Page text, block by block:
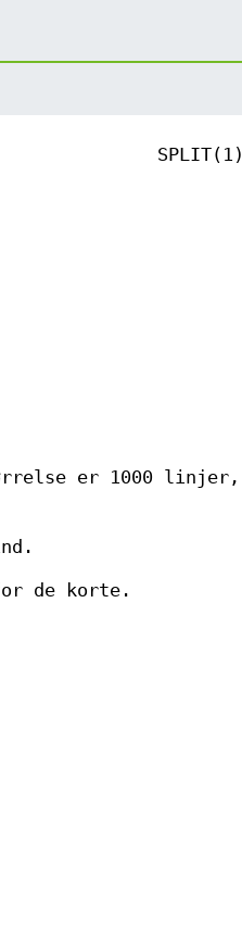
SPLIT(1)
er 1000 linjer,
de korte.